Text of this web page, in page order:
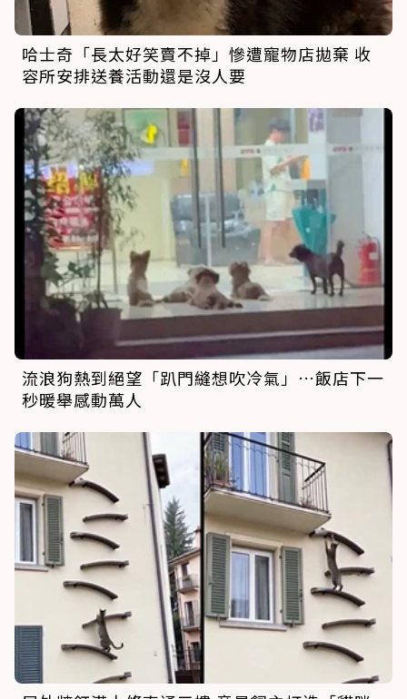
哈士奇「長太好笑賣不掉」慘遭寵物店拋棄 收
容所安排送養活動還是沒人要
流浪狗熱到絕望「趴門縫想吹冷氣」…飯店下一
秒暖舉感動萬人